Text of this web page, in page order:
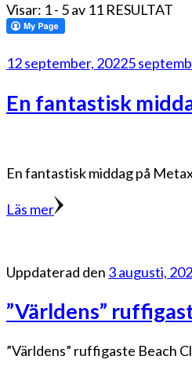
Visar: 1 - 5 av 11 RESULTAT
12 september, 20225
En fantastisk
En fantastisk middag på
Läs mer
Uppdaterad den 3 augusti,
”Världens”
”Världens” ruffigaste Beach